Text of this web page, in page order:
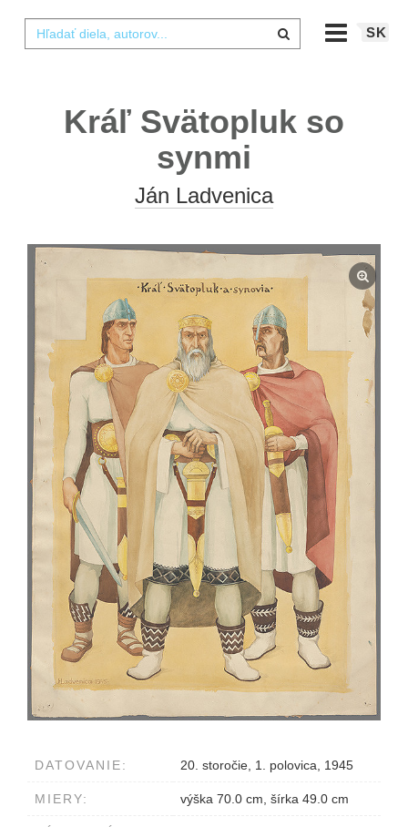
SK
Kráľ Svätopluk so
synmi
Ján Ladvenica
DATOVANIE: 20. storočie, 1. polovica, 1945
MIERY: výška 70.0 cm, šírka 49.0 cm